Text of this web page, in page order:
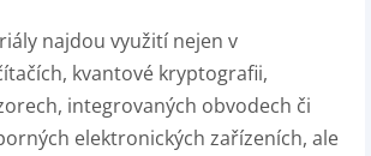
najdou využití nejen v
kvantové kryptografii,
integrovaných obvodech či
elektronických zařízeních, ale